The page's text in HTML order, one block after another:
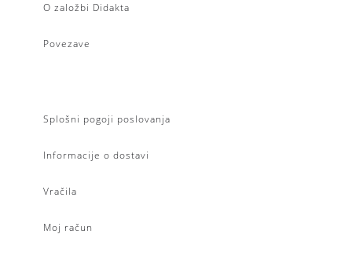
O založbi Didakta
Povezave
Splošni pogoji poslovanja
Informacije o dostavi
Vračila
Moj račun